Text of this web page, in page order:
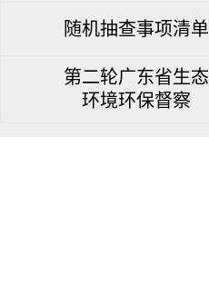
随机抽查事项清单
第二轮广东省生态
环境环保督察